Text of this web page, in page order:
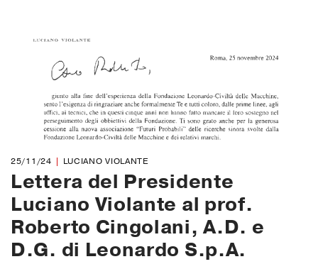
25/11/24 LUCIANO VIOLANTE
Lettera del Presidente
Luciano Violante al prof.
Roberto Cingolani, A.D. e
D.G. di Leonardo S.p.A.